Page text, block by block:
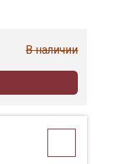
В наличии